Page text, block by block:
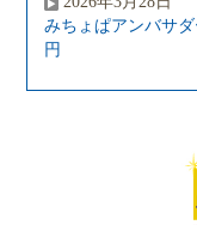
みちょぱアンバサ
円